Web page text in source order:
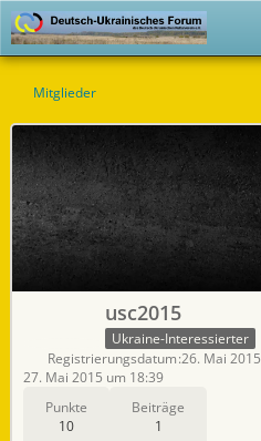
Mitglieder
usc2015
Ukraine-Interessierter
Punkte
10
Beiträge
1
Registrierungsdatum 26. Mai 2015
27. Mai 2015 um 18:39